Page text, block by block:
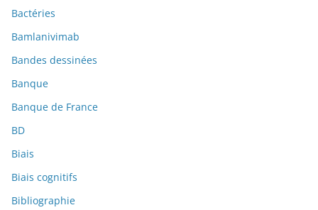
Bactéries
Bamlanivimab
Bandes dessinées
Banque
Banque de France
BD
Biais
Biais cognitifs
Bibliographie